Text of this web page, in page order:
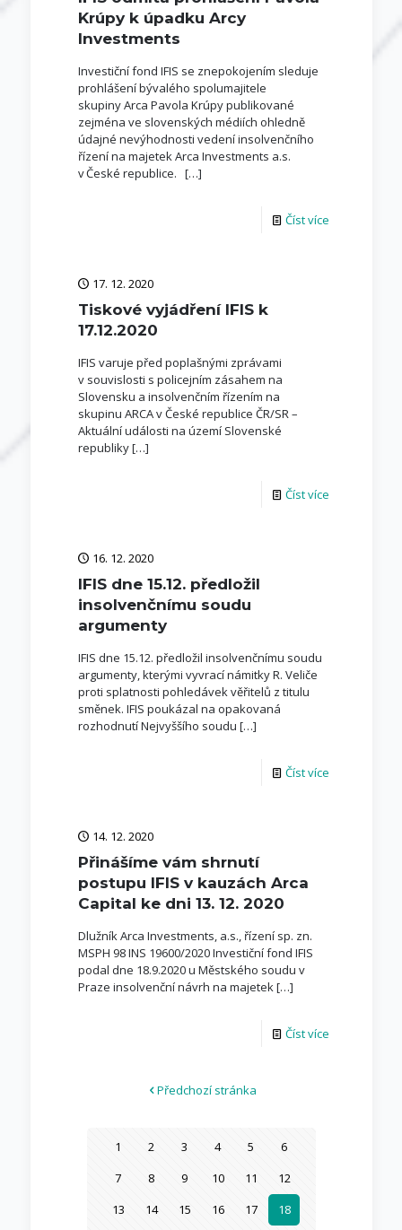
Krúpy k úpadku Arcy
Investments
Investiční fond IFIS se znepokojením sleduje
prohlášení bývalého spolumajitele
skupiny Arca Pavola Krúpy publikované
zejména ve slovenských médiích ohledně
údajné nevýhodnosti vedení insolvenčního
řízení na majetek Arca Investments a.s.
v České republice. […]
Číst více
17. 12. 2020
Tiskové vyjádření IFIS k
17.12.2020
IFIS varuje před poplašnými zprávami
v souvislosti s policejním zásahem na
Slovensku a insolvenčním řízením na
skupinu ARCA v České republice ČR/SR –
Aktuální události na území Slovenské
republiky[…]
Číst více
16. 12. 2020
IFIS dne 15.12. předložil
insolvenčnímu soudu
argumenty
IFIS dne 15.12. předložil insolvenčnímu soudu
argumenty, kterými vyvrací námitky R. Veliče
proti splatnosti pohledávek věřitelů z titulu
směnek. IFIS poukázal na opakovaná
rozhodnutí Nejvyššího soudu […]
Číst více
14. 12. 2020
Přinášíme vám shrnutí
postupu IFIS v kauzách Arca
Capital ke dni 13. 12. 2020
Dlužník Arca Investments, a.s., řízení sp. zn.
MSPH 98 INS 19600/2020 Investiční fond IFIS
podal dne 18.9.2020 u Městského soudu v
Praze insolvenční návrh na majetek[…]
Číst více
Předchozí stránka
1 2 3 4 5
6
7
8 9 10 11
12
13
14 15 16 17
18